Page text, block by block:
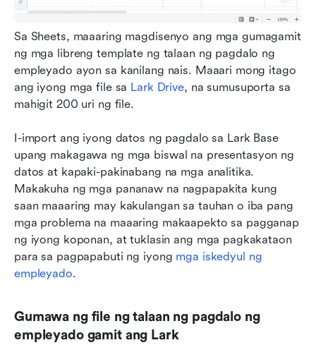
Sa Sheets, maaaring magdisenyo ang mga gumagamit
ng mga libreng template ng talaan ng pagdalo ng
empleyado ayon sa kanilang nais. Maaari mong itago
ang iyong mga file sa Lark Drive, na sumusuporta sa
mahigit 200 uri ng file.
I-import ang iyong datos ng pagdalo sa Lark Base
upang makagawa ng mga biswal na presentasyon ng
datos at kapaki-pakinabang na mga analitika.
Makakuha ng mga pananaw na nagpapakita kung
saan maaaring may kakulangan sa tauhan o iba pang
mga problema na maaaring makaapekto sa pagganap
ng iyong koponan, at tuklasin ang mga pagkakataon
para sa pagpapabuti ng iyong mga iskedyul ng
empleyado.
Gumawa ng file ng talaan ng pagdalo ng
empleyado gamit ang Lark